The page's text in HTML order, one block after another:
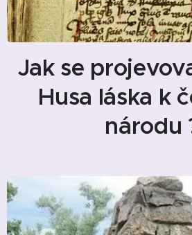
Jak se
Husa láska k
národu